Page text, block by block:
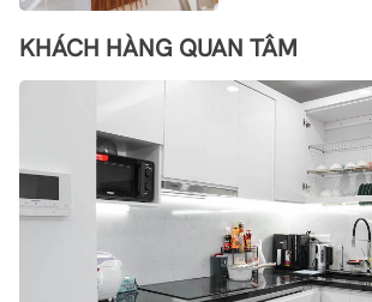
KHÁCH HÀNG QUAN TÂM